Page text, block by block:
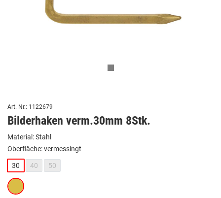
Art. Nr.: 1122679
Bilderhaken verm.30mm 8Stk.
Material: Stahl
Oberfläche: vermessingt
30 40 50